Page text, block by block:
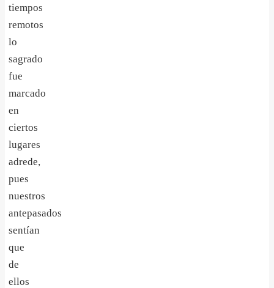
tiempos
remotos
lo
sagrado
fue
marcado
en
ciertos
lugares
adrede,
pues
nuestros
antepasados
sentían
que
de
ellos